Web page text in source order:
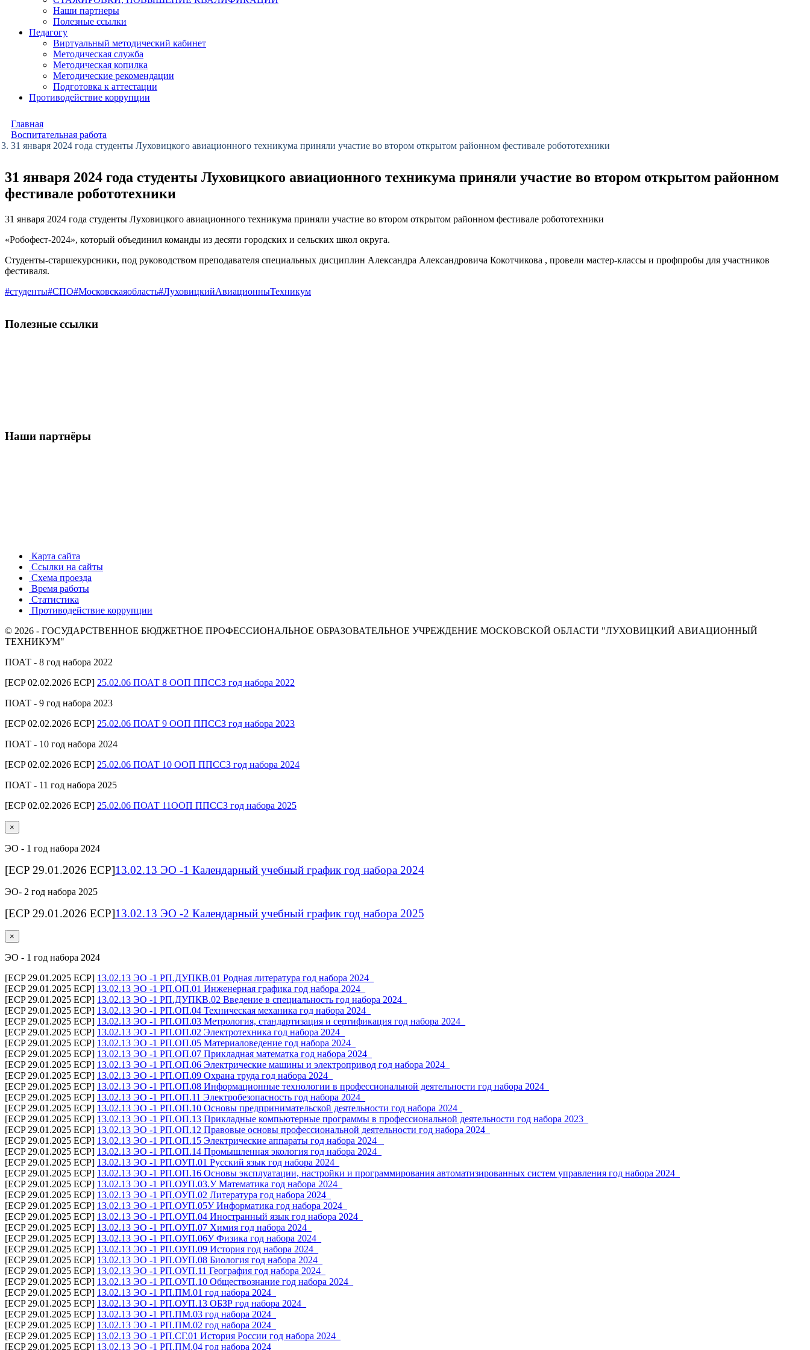
Наши партнеры
Полезные ссылки
Педагогу
Виртуальный методический кабинет
Методическая служба
Методическая копилка
Методические рекомендации
Подготовка к аттестации
Противодействие коррупции
Главная
Воспитательная работа
31 января 2024 года студенты Луховицкого авиационного техникума приняли участие во втором открытом районном фестивале робототехники
31 января 2024 года студенты Луховицкого авиационного техникума приняли участие во втором открытом районном
фестивале робототехники
31 января 2024 года студенты Луховицкого авиационного техникума приняли участие во втором открытом районном фестивале робототехники
«Робофест-2024», который объединил команды из десяти городских и сельских школ округа.
Студенты-старшекурсники, под руководством преподавателя специальных дисциплин Александра Александровича Кокотчикова , провели мастер-классы и профпробы для участников
фестиваля.
#студенты#СПО#Московскаяобласть#ЛуховицкийАвиационныТехникум
Полезные ссылки
Наши партнёры
Карта сайта
Ссылки на сайты
Схема проезда
Время работы
Статистика
Противодействие коррупции
© 2026 - ГОСУДАРСТВЕННОЕ БЮДЖЕТНОЕ ПРОФЕССИОНАЛЬНОЕ ОБРАЗОВАТЕЛЬНОЕ УЧРЕЖДЕНИЕ МОСКОВСКОЙ ОБЛАСТИ "ЛУХОВИЦКИЙ АВИАЦИОННЫЙ
ТЕХНИКУМ"
ПОАТ - 8 год набора 2022
[ECP 02.02.2026 ECP] 25.02.06 ПОАТ 8 ООП ППССЗ год набора 2022
ПОАТ - 9 год набора 2023
[ECP 02.02.2026 ECP] 25.02.06 ПОАТ 9 ООП ППССЗ год набора 2023
ПОАТ - 10 год набора 2024
[ECP 02.02.2026 ECP] 25.02.06 ПОАТ 10 ООП ППССЗ год набора 2024
ПОАТ - 11 год набора 2025
[ECP 02.02.2026 ECP] 25.02.06 ПОАТ 11ООП ППССЗ год набора 2025
×
ЭО - 1 год набора 2024
[ECP 29.01.2026 ECP]13.02.13 ЭО -1 Календарный учебный график год набора 2024
ЭО- 2 год набора 2025
[ECP 29.01.2026 ECP]13.02.13 ЭО -2 Календарный учебный график год набора 2025
×
ЭО - 1 год набора 2024
[ECP 29.01.2025 ECP] 13.02.13 ЭО -1 РП.ДУПКВ.01 Родная литература год набора 2024_
[ECP 29.01.2025 ECP] 13.02.13 ЭО -1 РП.ОП.01 Инженерная графика год набора 2024_
[ECP 29.01.2025 ECP] 13.02.13 ЭО -1 РП.ДУПКВ.02 Введение в специальность год набора 2024_
[ECP 29.01.2025 ECP] 13.02.13 ЭО -1 РП.ОП.04 Техническая механика год набора 2024_
[ECP 29.01.2025 ECP] 13.02.13 ЭО -1 РП.ОП.03 Метрология, стандартизация и сертификация год набора 2024_
[ECP 29.01.2025 ECP] 13.02.13 ЭО -1 РП.ОП.02 Электротехника год набора 2024_
[ECP 29.01.2025 ECP] 13.02.13 ЭО -1 РП.ОП.05 Материаловедение год набора 2024_
[ECP 29.01.2025 ECP] 13.02.13 ЭО -1 РП.ОП.07 Прикладная математка год набора 2024_
[ECP 29.01.2025 ECP] 13.02.13 ЭО -1 РП.ОП.06 Электрические машины и электропривод год набора 2024_
[ECP 29.01.2025 ECP] 13.02.13 ЭО -1 РП.ОП.09 Охрана труда год набора 2024_
[ECP 29.01.2025 ECP] 13.02.13 ЭО -1 РП.ОП.08 Информационные технологии в профессиональной деятельности год набора 2024_
[ECP 29.01.2025 ECP] 13.02.13 ЭО -1 РП.ОП.11 Электробезопасность год набора 2024_
[ECP 29.01.2025 ECP] 13.02.13 ЭО -1 РП.ОП.10 Основы предпринимательской деятельности год набора 2024_
[ECP 29.01.2025 ECP] 13.02.13 ЭО -1 РП.ОП.13 Прикладные компьютерные программы в профессиональной деятельности год набора 2023_
[ECP 29.01.2025 ECP] 13.02.13 ЭО -1 РП.ОП.12 Правовые основы профессиональной деятельности год набора 2024_
[ECP 29.01.2025 ECP] 13.02.13 ЭО -1 РП.ОП.15 Электрические аппараты год набора 2024 _
[ECP 29.01.2025 ECP] 13.02.13 ЭО -1 РП.ОП.14 Промышленная экология год набора 2024_
[ECP 29.01.2025 ECP] 13.02.13 ЭО -1 РП.ОУП.01 Русский язык год набора 2024_
[ECP 29.01.2025 ECP] 13.02.13 ЭО -1 РП.ОП.16 Основы эксплуатации, настройки и программирования автоматизированных систем управления год набора 2024_
[ECP 29.01.2025 ECP] 13.02.13 ЭО -1 РП.ОУП.03.У Математика год набора 2024_
[ECP 29.01.2025 ECP] 13.02.13 ЭО -1 РП.ОУП.02 Литература год набора 2024_
[ECP 29.01.2025 ECP] 13.02.13 ЭО -1 РП.ОУП.05У Информатика год набора 2024_
[ECP 29.01.2025 ECP] 13.02.13 ЭО -1 РП.ОУП.04 Иностранный язык год набора 2024_
[ECP 29.01.2025 ECP] 13.02.13 ЭО -1 РП.ОУП.07 Химия год набора 2024_
[ECP 29.01.2025 ECP] 13.02.13 ЭО -1 РП.ОУП.06У Физика год набора 2024_
[ECP 29.01.2025 ECP] 13.02.13 ЭО -1 РП.ОУП.09 История год набора 2024_
[ECP 29.01.2025 ECP] 13.02.13 ЭО -1 РП.ОУП.08 Биология год набора 2024_
[ECP 29.01.2025 ECP] 13.02.13 ЭО -1 РП.ОУП.11 География год набора 2024_
[ECP 29.01.2025 ECP] 13.02.13 ЭО -1 РП.ОУП.10 Обществознание год набора 2024_
[ECP 29.01.2025 ECP] 13.02.13 ЭО -1 РП.ПМ.01 год набора 2024_
[ECP 29.01.2025 ECP] 13.02.13 ЭО -1 РП.ОУП.13 ОБЗР год набора 2024_
[ECP 29.01.2025 ECP] 13.02.13 ЭО -1 РП.ПМ.03 год набора 2024_
[ECP 29.01.2025 ECP] 13.02.13 ЭО -1 РП.ПМ.02 год набора 2024_
[ECP 29.01.2025 ECP] 13.02.13 ЭО -1 РП.СГ.01 История России год набора 2024_
[ECP 29.01.2025 ECP] 13.02.13 ЭО -1 РП.ПМ.04 год набора 2024_